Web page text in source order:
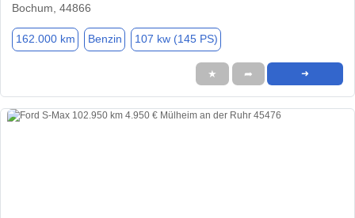
Bochum, 44866
162.000 km Benzin 107 kw (145 PS)
★ ➦ ➜